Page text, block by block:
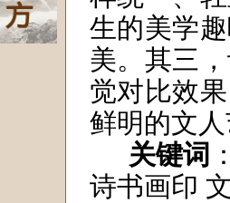
生的美学
美。 其三 ，
觉对比效果
鲜明的文
关键词
诗书画印